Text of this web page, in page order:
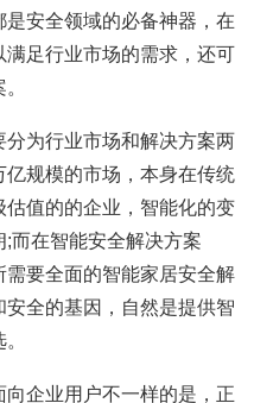
安全领域的必备神器，在
足行业市场的需求，还可
为行业市场和解决方案两
规模的市场，本身在传统
值的的企业，智能化的变
而在智能安全解决方案
需要全面的智能家居安全解
全的基因，自然是提供智
企业用户不一样的是，正